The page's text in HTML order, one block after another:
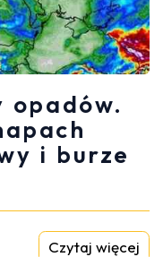
opadów.
i burze
Czytaj więcej